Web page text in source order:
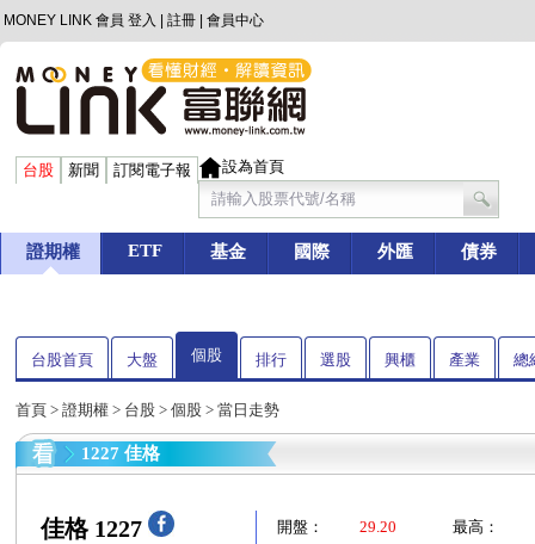
MONEY LINK 會員 登入 註冊 會員中心
台股 新聞 訂閱電子報 設為首頁
證期權 ETF 基金 國際 外匯 債券
台股首頁 大盤 個股 排行 選股 興櫃 產業 總
首頁 > 證期權 > 台股 > 個股 > 當日走勢
1227 佳格
佳格 1227 開盤： 29.20
最高：